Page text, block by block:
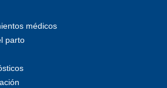
médicos
parto